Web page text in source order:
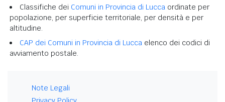
Classifiche dei Comuni in Provincia di Lucca ordinate per
popolazione, per superficie territoriale, per densità e per
altitudine.
CAP dei Comuni in Provincia di Lucca elenco dei codici di
avviamento postale.
Note Legali